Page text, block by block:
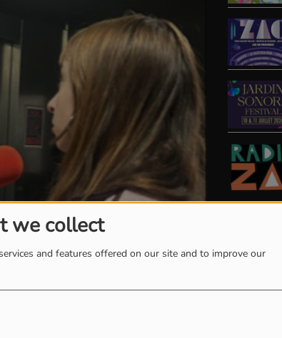
we collect
and features offered on our site and to improve our